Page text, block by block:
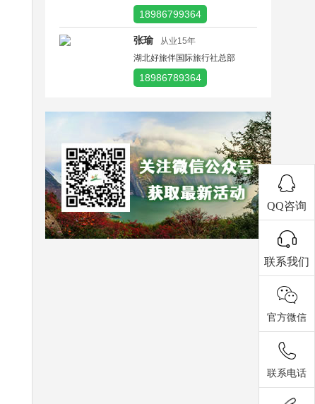
18986799364
张瑜
从业15年
湖北好旅伴国际旅行社总部
18986789364
QQ咨询
联系我们
官方微信
联系电话